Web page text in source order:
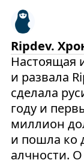
Ripdev.
Настоящая
и развала
сделала
году и
миллион
и пошла ко
алчности. О